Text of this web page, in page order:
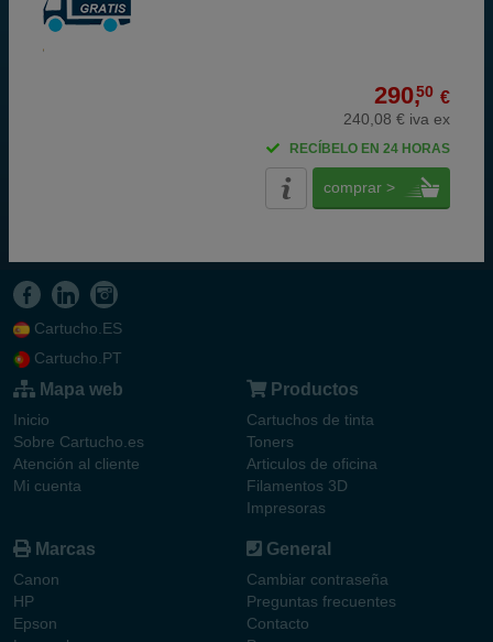
290,50 €
240,08 € iva ex
RECÍBELO EN 24 HORAS
comprar >
Cartucho.ES
Cartucho.PT
Mapa web
Inicio
Sobre Cartucho.es
Atención al cliente
Mi cuenta
Productos
Cartuchos de tinta
Toners
Articulos de oficina
Filamentos 3D
Impresoras
Marcas
Canon
HP
Epson
General
Cambiar contraseña
Preguntas frecuentes
Contacto